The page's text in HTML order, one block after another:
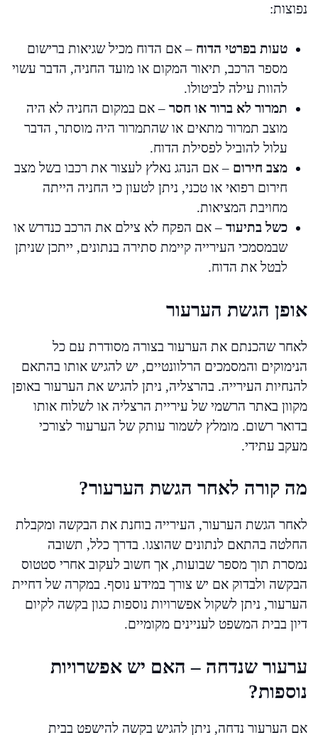
נפוצות:
טעות בפרטי הדוח – אם הדוח מכיל שגיאות ברישום
מספר הרכב, תיאור המקום או מועד החניה, הדבר עשוי
להוות עילה לביטולו.
תמרור לא ברור או חסר – אם במקום החניה לא היה
מוצב תמרור מתאים או שהתמרור היה מוסתר, הדבר
עלול להוביל לפסילת הדוח.
מצב חירום – אם הנהג נאלץ לעצור את רכבו בשל מצב
חירום רפואי או טכני, ניתן לטעון כי החניה הייתה
מחויבת המציאות.
כשל בתיעוד – אם הפקח לא צילם את הרכב כנדרש או
שבמסמכי העירייה קיימת סתירה בנתונים, ייתכן שניתן
לבטל את הדוח.
אופן הגשת הערעור
לאחר שהכנתם את הערעור בצורה מסודרת עם כל
הנימוקים והמסמכים הרלוונטיים, יש להגיש אותו בהתאם
להנחיות העירייה. בהרצליה, ניתן להגיש את הערעור באופן
מקוון באתר הרשמי של עיריית הרצליה או לשלוח אותו
בדואר רשום. מומלץ לשמור עותק של הערעור לצורכי
מעקב עתידי.
מה קורה לאחר הגשת הערעור?
לאחר הגשת הערעור, העירייה בוחנת את הבקשה ומקבלת
החלטה בהתאם לנתונים שהוצגו. בדרך כלל, תשובה
נמסרת תוך מספר שבועות, אך חשוב לעקוב אחרי סטטוס
הבקשה ולבדוק אם יש צורך במידע נוסף. במקרה של דחיית
הערעור, ניתן לשקול אפשרויות נוספות כגון בקשה לקיום
דיון בבית המשפט לעניינים מקומיים.
ערעור שנדחה – האם יש אפשרויות
נוספות?
אם הערעור נדחה, ניתן להגיש בקשה להישפט בבית